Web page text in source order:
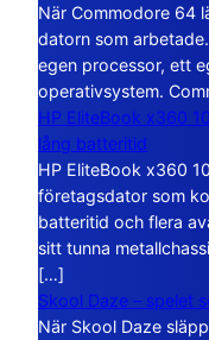
När Commodore 64
datorn som
egen processor, ett
operativsystem.
HP EliteBook x360
lång batteritid
HP EliteBook x360
företagsdator som
batteritid och flera
sitt tunna
[…]
Skool Daze – spelet
När Skool Daze